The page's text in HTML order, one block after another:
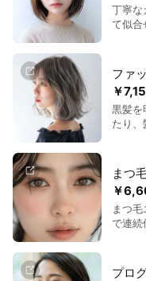
丁寧な
て似合
￥
ファ
黒髪を
たり、
￥
まつ
まつ
で連続
題は
プロ